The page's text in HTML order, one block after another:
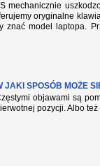
mechanicznie
oryginalne
znać model laptopa.
JAKI SPOSÓB MOŻE
objawami są
pozycji. Albo